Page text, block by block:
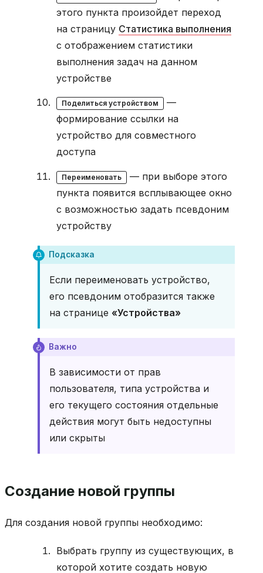
этого пункта произойдет переход
на страницу Статистика выполнения
с отображением статистики
выполнения задач на данном
устройстве
Поделиться устройством
—
формирование ссылки на
устройство для совместного
доступа
Переименовать — при выборе этого
пункта появится всплывающее окно
с возможностью задать псевдоним
устройству
Подсказка
Если переименовать устройство,
его псевдоним отобразится также
на странице «Устройства»
Важно
В зависимости от прав
пользователя, типа устройства и
его текущего состояния отдельные
действия могут быть недоступны
или скрыты
Создание новой группы
Для создания новой группы необходимо:
Выбрать группу из существующих, в
которой хотите создать новую